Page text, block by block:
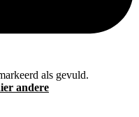
als gevuld.
andere